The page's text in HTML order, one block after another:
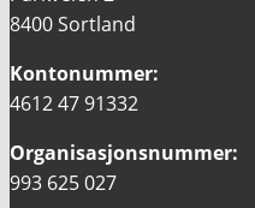
8400 Sortland
Kontonummer:
4612 47 91332
Organisasjonsnummer:
993 625 027